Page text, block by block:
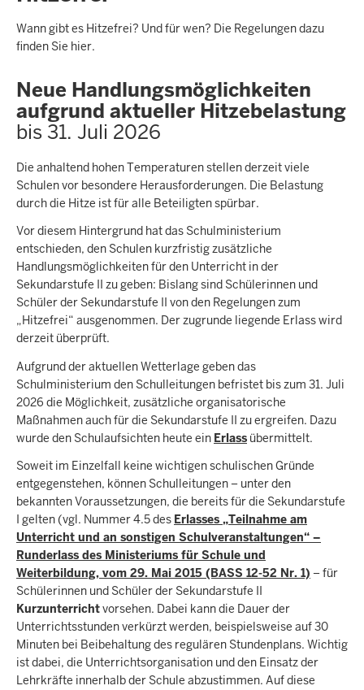
Wann gibt es Hitzefrei? Und für wen? Die Regelungen dazu
finden Sie hier.
Neue Handlungsmöglichkeiten
aufgrund aktueller Hitzebelastung
bis 31. Juli 2026
Die anhaltend hohen Temperaturen stellen derzeit viele
Schulen vor besondere Herausforderungen. Die Belastung
durch die Hitze ist für alle Beteiligten spürbar.
Vor diesem Hintergrund hat das Schulministerium
entschieden, den Schulen kurzfristig zusätzliche
Handlungsmöglichkeiten für den Unterricht in der
Sekundarstufe II zu geben: Bislang sind Schülerinnen und
Schüler der Sekundarstufe II von den Regelungen zum
„Hitzefrei“ ausgenommen. Der zugrunde liegende Erlass wird
derzeit überprüft.
Aufgrund der aktuellen Wetterlage geben das
Schulministerium den Schulleitungen befristet bis zum 31. Juli
2026 die Möglichkeit, zusätzliche organisatorische
Maßnahmen auch für die Sekundarstufe II zu ergreifen. Dazu
wurde den Schulaufsichten heute ein Erlass übermittelt.
Soweit im Einzelfall keine wichtigen schulischen Gründe
entgegenstehen, können Schulleitungen – unter den
bekannten Voraussetzungen, die bereits für die Sekundarstufe
I gelten (vgl. Nummer 4.5 des Erlasses „Teilnahme am
Unterricht und an sonstigen Schulveranstaltungen“ –
Runderlass des Ministeriums für Schule und
Weiterbildung, vom 29. Mai 2015 (BASS 12-52 Nr. 1) – für
Schülerinnen und Schüler der Sekundarstufe II
Kurzunterrichtvorsehen. Dabei kann die Dauer der
Unterrichtsstunden verkürzt werden, beispielsweise auf 30
Minuten bei Beibehaltung des regulären Stundenplans. Wichtig
ist dabei, die Unterrichtsorganisation und den Einsatz der
Lehrkräfte innerhalb der Schule abzustimmen. Auf diese